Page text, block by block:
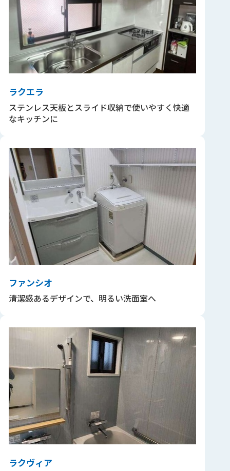
ラクエラ
ステンレス天板とスライド収納で使いやすく快適
なキッチンに
ファンシオ
清潔感あるデザインで、明るい洗面室へ
ラクヴィア